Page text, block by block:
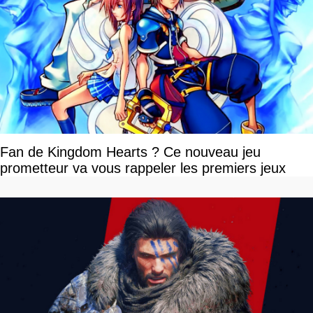
Fan de Kingdom Hearts ? Ce nouveau jeu
prometteur va vous rappeler les premiers jeux